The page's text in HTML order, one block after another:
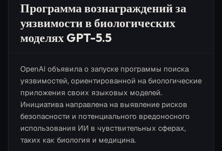
Программа вознаграждений за
уязвимости в биологических
моделях GPT-5.5
OpenAI объявила о запуске программы поиска
уязвимостей, ориентированной на биологические
приложения своих языковых моделей.
Инициатива направлена на выявление рисков
безопасности и потенциального вредоносного
использования ИИ в чувствительных сферах,
таких как биология и медицина.